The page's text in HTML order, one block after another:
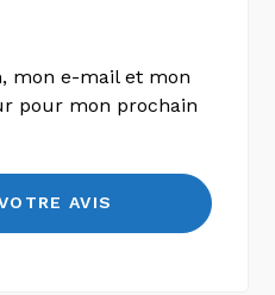
mon e-mail et mon
pour mon prochain